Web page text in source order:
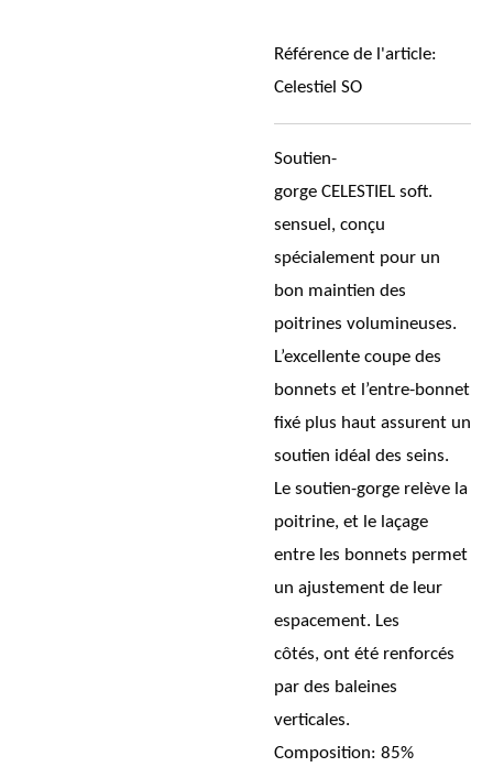
Référence de l'article:
Celestiel SO
Soutien-
gorge CELESTIEL soft.
sensuel, conçu
spécialement pour un
bon maintien des
poitrines volumineuses.
L’excellente coupe des
bonnets et l’entre-bonnet
fixé plus haut assurent un
soutien idéal des seins.
Le soutien-gorge relève la
poitrine, et le laçage
entre les bonnets permet
un ajustement de leur
espacement. Les
côtés, ont été renforcés
par des baleines
verticales.
Composition: 85%